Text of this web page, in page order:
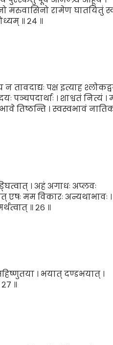
मरुवासिनो रामेण घातयितुं
॥ २४ ॥
पक्ष इत्याह
। शाश्वतं नित्यं ।
तिष्ठन्ति । स्वस्वभावं
। अहं अगाधः अप्लवः
एषः मम विकारः अन्यथाभावः
॥ २६ ॥
। भयात् दण्डभयात् ।
॥